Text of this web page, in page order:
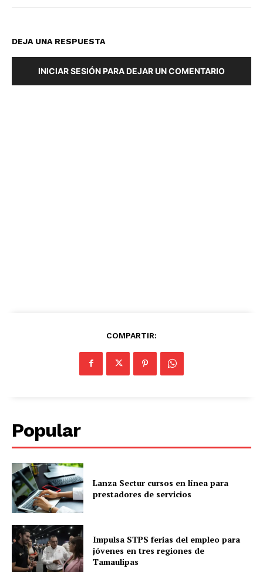
DEJA UNA RESPUESTA
INICIAR SESIÓN PARA DEJAR UN COMENTARIO
COMPARTIR:
Popular
Lanza Sectur cursos en línea para
prestadores de servicios
Impulsa STPS ferias del empleo para
jóvenes en tres regiones de
Tamaulipas